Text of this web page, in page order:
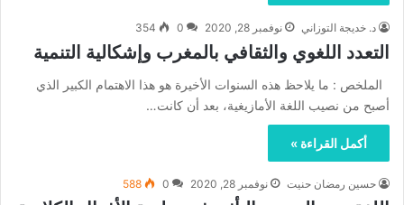
د. خديجة التوزاني نوفمبر 28, 2020 0
354
التعدد اللغوي والثقافي بالمغرب وإشكالية التنمية
الملخص : ما يلاحظ هذه السنوات الأخيرة هو هذا الاهتمام الكبير الذي
أصبح من نصيب اللغة الأمازيغية، بعد أن كانت…
أكمل القراءة »
حسين رمضان حنيت نوفمبر 28, 2020 0
588